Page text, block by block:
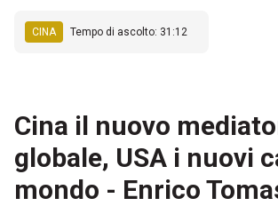
CINA Tempo di ascolto: 31:12
Cina il nuovo
globale, USA i nuovi
mondo - Enrico